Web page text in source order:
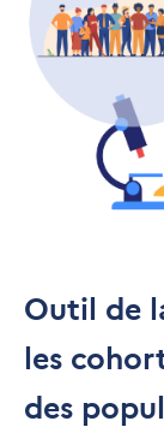
Outil de
les
des